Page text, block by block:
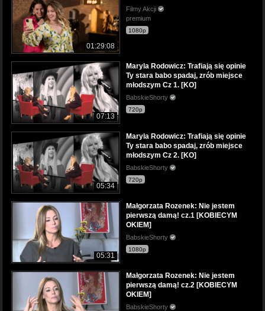
01:29:08
Filmy Akcji
premium
1080p
07:13
Maryla Rodowicz: Trafiają się opinie
Ty stara babo spadaj, zrób miejsce
młodszym Cz 1. [KO]
BabskieShorty
720p
05:34
Maryla Rodowicz: Trafiają się opinie
Ty stara babo spadaj, zrób miejsce
młodszym Cz 2. [KO]
BabskieShorty
720p
05:31
Małgorzata Rozenek: Nie jestem
pierwszą damą! cz.1 [KOBIECYM
OKIEM]
BabskieShorty
1080p
Małgorzata Rozenek: Nie jestem
pierwszą damą! cz.2 [KOBIECYM
OKIEM]
BabskieShorty